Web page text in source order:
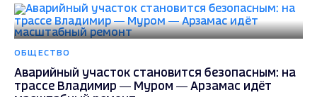
ОБЩЕСТВО
Аварийный участок становится безопасным: на
трассе Владимир — Муром — Арзамас идёт